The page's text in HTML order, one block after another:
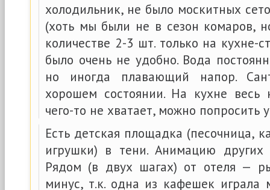
холодильник, не было москитных
(хоть мы были не в сезон комаров,
количестве 2-3 шт. только на кухне-
было очень не удобно. Вода
но иногда плавающий напор.
хорошем состоянии. На кухне весь
чего-то не хватает, можно попросить
Есть детская площадка (песочница,
игрушки) в тени. Анимацию
Рядом (в двух шагах) от отеля —
минус, т.к. одна из кафешек играла